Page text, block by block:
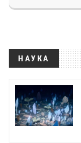
НАУКА